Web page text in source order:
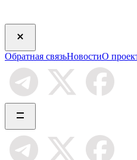
Обратная связьНовостиО